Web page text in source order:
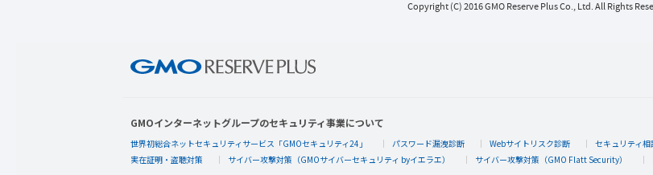
Copyright (C) 2016 GMO Reserve Plus Co., Ltd. All Rights
GMOインターネットグループのセキュリティ事業について
世界初総合ネットセキュリティサービス「GMOセキュリティ24」 パスワード漏洩診断 Webサイトリスク診断
セキュリティ
実在証明・盗聴対策
サイバー攻撃対策（GMOサイバーセキュリティ byイエラエ） サイバー攻撃対策（GMO Flatt Security）